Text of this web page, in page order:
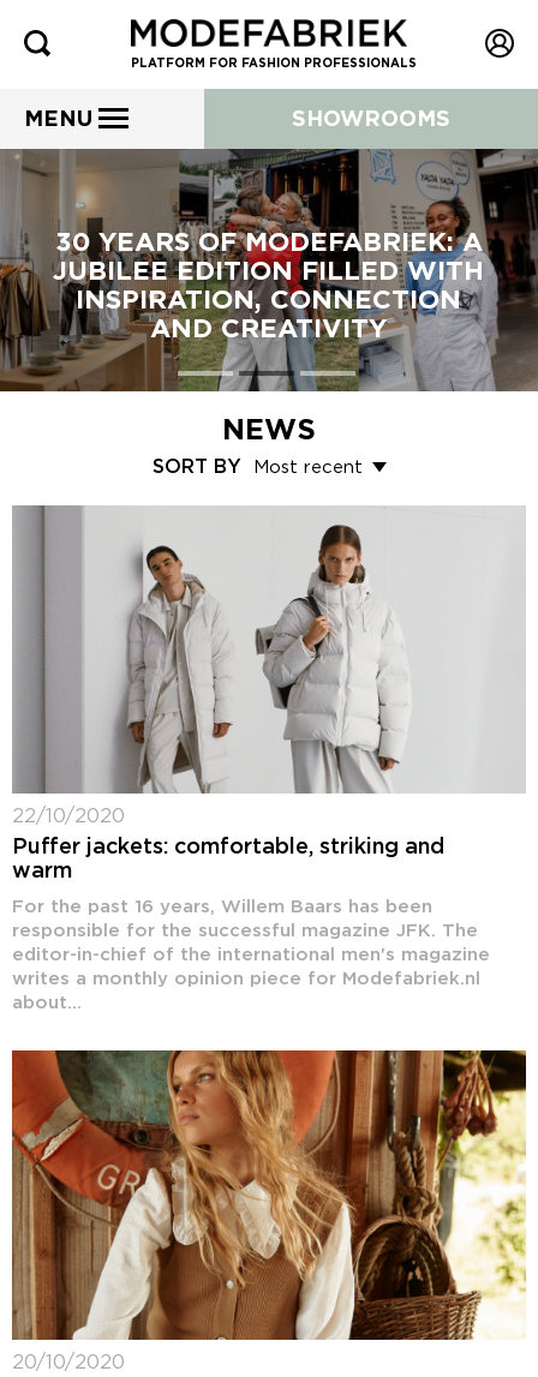
PLATFORM FOR FASHION PROFESSIONALS
MENU SHOWROOMS
30 YEARS OF MODEFABRIEK: A
JUBILEE EDITION FILLED WITH
INSPIRATION, CONNECTION
AND CREATIVITY
NEWS
SORT BY
22/10/2020
Puffer jackets: comfortable, striking and
warm
For the past 16 years, Willem Baars has been
responsible for the successful magazine JFK. The
editor-in-chief of the international men's magazine
writes a monthly opinion piece for Modefabriek.nl
about...
20/10/2020